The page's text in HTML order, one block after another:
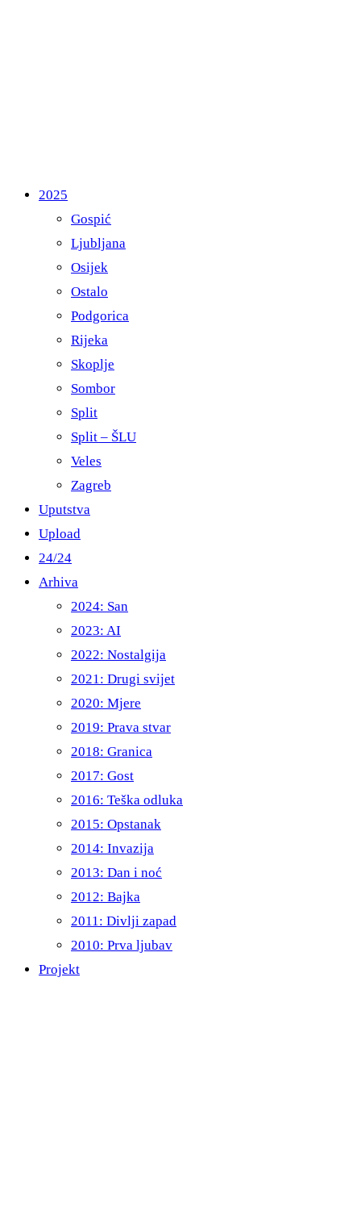
2025
Gospić
Ljubljana
Osijek
Ostalo
Podgorica
Rijeka
Skoplje
Sombor
Split
Split – ŠLU
Veles
Zagreb
Uputstva
Upload
24/24
Arhiva
2024: San
2023: AI
2022: Nostalgija
2021: Drugi svijet
2020: Mjere
2019: Prava stvar
2018: Granica
2017: Gost
2016: Teška odluka
2015: Opstanak
2014: Invazija
2013: Dan i noć
2012: Bajka
2011: Divlji zapad
2010: Prva ljubav
Projekt